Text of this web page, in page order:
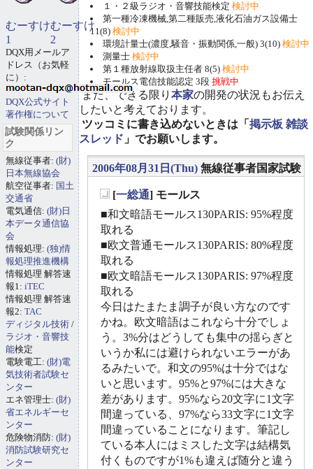
１・２級ラジオ・音響技能検定 検討中
第一種冷凍機械,第二種販売,液化石油ガス設備士
11(8) 検討中
環境計量士(濃度,騒音・振動関係,一般) 3(10) 検討中
測量士 検討中
第１種放射線取扱主任者 8(5) 検討中
モールス電信技能認定 3段 挑戦中
また、できる限り 本家の開発の状況もお伝え
したいと考えております。
ツッコミに書き込めないときは「 掲示板 雑談
スレッド 」でお願いします。
2006年08月31日(Thu) 無線従事者国家試験
[一総通] モールス
■和文暗語モールス130PARIS: 95%程度
取れる
■欧文普通モールス130PARIS: 80%程度
取れる
■欧文暗語モールス130PARIS: 97%程度
取れる
今日はたまたま調子が良い方なのです
かね。欧文暗語はこれなら十分でしょ
う。3%分はどうしても集中の揺らぎと
いうか私には避けられないエラーがあ
るみたいで。和文の95%は十分ではな
いと思います。95%と97%には大きな
差があります。95%なら20文字に1文字
間違っている、97%なら33文字に1文字
間違っていることになります。筆記し
ている本人にはミスした文字は結構気
付くものですが1%も違えば随分と違う
むーすけ
1
むーすけ
2
DQX用メールア
ドレス（お気軽
に）:
DQX公式サイト
著作権について
試験関係リン
ク
無線従事者: (財)
日本無線協会
航空従事者: 国土
交通省
電気通信: (財)日
本データ通信協
会
情報処理: (独)情
報処理推進機構
情報処理 解答速
報1: iTEC
情報処理 解答速
報2: TAC
ディジタル技術 /
ラジオ・音響技
能検定
電験電工: (財)電
気技術者試験セ
ンター
エネ管理士: (財)
省エネルギーセ
ンター
危険物消防: (財)
消防試験研究セ
ンター